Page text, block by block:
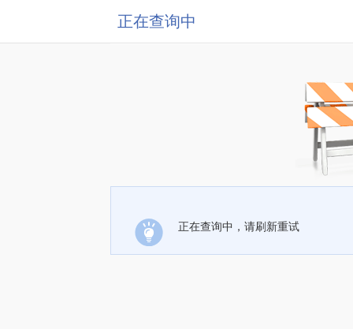
正在查询中
正在查询中，请刷新重试